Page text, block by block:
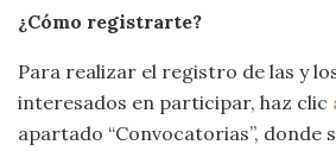
¿Cómo registrarte?
Para realizar el registro de las y
interesados en participar, haz clic
apartado “Convocatorias”, donde